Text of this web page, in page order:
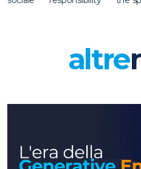
altre